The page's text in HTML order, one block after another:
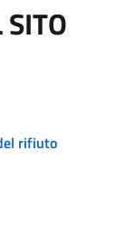
SITO
rifiuto